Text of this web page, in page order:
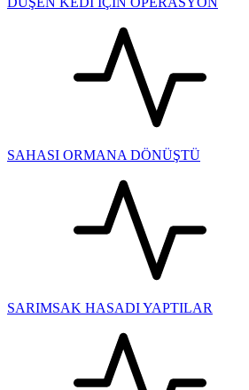
SAHASI ORMANA DÖNÜŞTÜ
SARIMSAK HASADI YAPTILAR